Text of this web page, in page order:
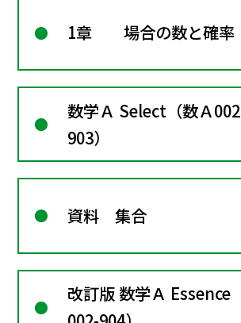
1章 場合の数と確率
数学Ａ Select（数Ａ
903）
資料 集合
改訂版 数学Ａ Essence